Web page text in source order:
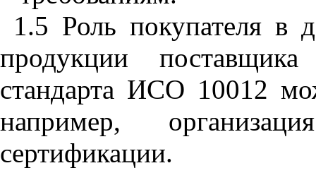
1.5 Роль покупателя в
продукции
стандарта ИСО 10012
например,
сертификации.